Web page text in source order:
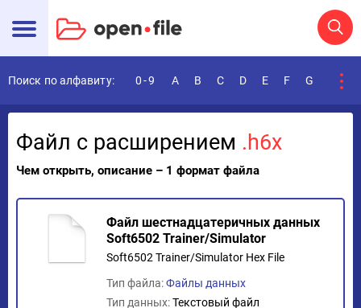
Поиск по алфавиту: 0-9 A B C D E F G
Файл с расширением .h6x
Чем открыть, описание – 1 формат файла
Файл шестнадцатеричных данных
Soft6502 Trainer/Simulator
Soft6502 Trainer/Simulator Hex File
Тип файла:Файлы данных
Тип данных:Текстовый файл